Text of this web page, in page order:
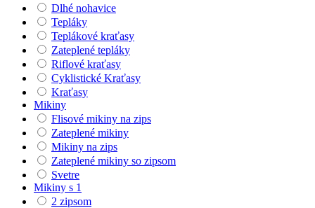
Dlhé nohavice
Tepláky
Teplákové kraťasy
Zateplené tepláky
Riflové kraťasy
Cyklistické Kraťasy
Kraťasy
Mikiny
Flisové mikiny na zips
Zateplené mikiny
Mikiny na zips
Zateplené mikiny so zipsom
Svetre
Mikiny s 1
2 zipsom